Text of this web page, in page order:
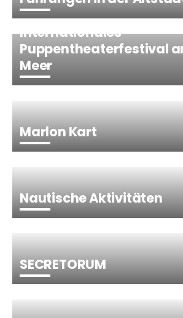
Internationales
Puppentheaterfestival
Meer
Marlon Kart
Nautische Aktivitäten
SECRETORUM